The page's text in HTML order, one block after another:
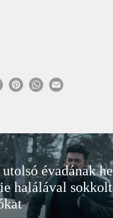
évadának
halálával